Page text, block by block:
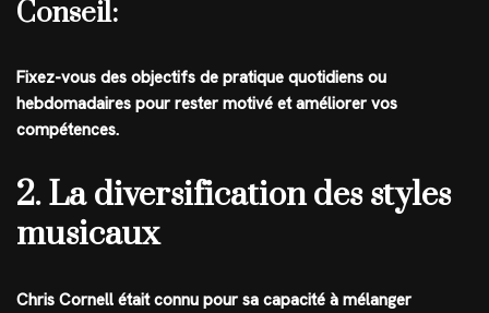
Conseil:
Fixez-vous des objectifs de pratique quotidiens ou
hebdomadaires pour rester motivé et améliorer vos
compétences.
2. La diversification des styles
musicaux
Chris Cornell était connu pour sa capacité à mélanger